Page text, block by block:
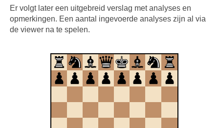
Er volgt later een uitgebreid verslag met analyses en
opmerkingen. Een aantal ingevoerde analyses zijn al via
de viewer na te spelen.